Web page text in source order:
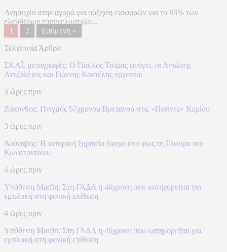
Ανησυχία στην αγορά για αύξηση εισφορών για το 83% των
ελεύθερων επαγγελματιών...
1
2
Επόμενη »
Τελευταία Άρθρα
ΣΚΑΪ, μεταγραφές: Ο Παύλος Τσίμας φεύγει, οι Αντώνης
Αντζολέτος και Γιάννης Καντέλης έρχονται
3 ώρες πριν
Ζάκυνθος: Πνιγμός 57χρονου Βρετανού στις «Πισίνες» Κερίου
3 ώρες πριν
Δούναβης: Η ιστορική ξηρασία έφερε στο φως τη Γέφυρα του
Κωνσταντίνου
4 ώρες πριν
Υπόθεση Marfin: Στη ΓΑΔΑ η 46χρονη που κατηγορείται για
εμπλοκή στη φονική επίθεση
4 ώρες πριν
Υπόθεση Marfin: Στη ΓΑΔΑ η 46χρονη που κατηγορείται για
εμπλοκή στη φονική επίθεση